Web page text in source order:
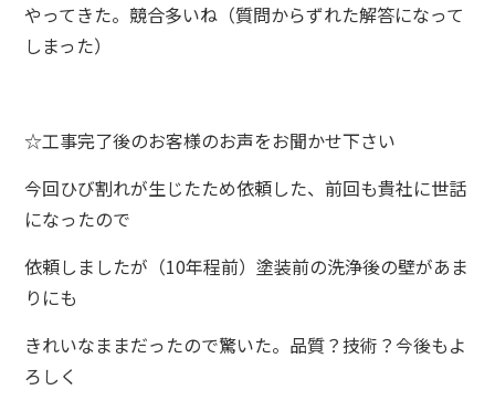
やってきた。競合多いね（質問からずれた解答になって
しまった）
☆工事完了後のお客様のお声をお聞かせ下さい
今回ひび割れが生じたため依頼した、前回も貴社に世話
になったので
依頼しましたが（10年程前）塗装前の洗浄後の壁があま
りにも
きれいなままだったので驚いた。品質？技術？今後もよ
ろしく